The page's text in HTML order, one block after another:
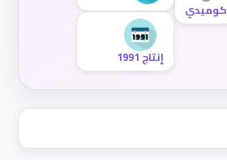
كوميدي
إنتاج 1991